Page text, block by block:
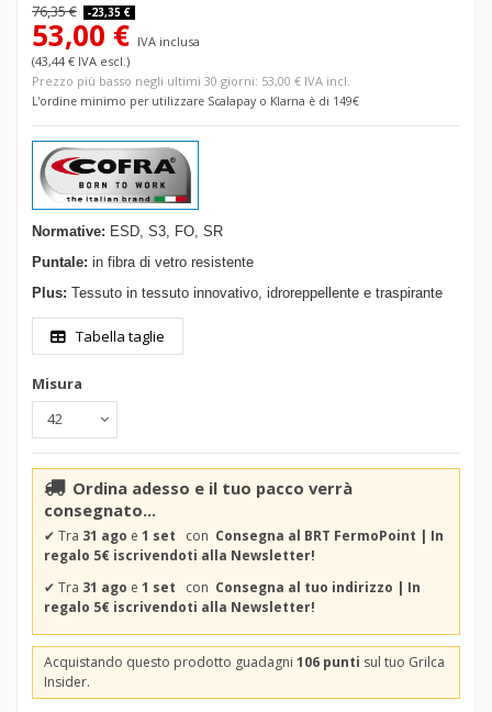
76,35 € -23,35 €
53,00 € IVA inclusa
(43,44 € IVA escl.)
Prezzo più basso negli ultimi 30 giorni: 53,00 € IVA incl.
L'ordine minimo per utilizzare Scalapay o Klarna è di 149€
Normative: ESD, S3, FO, SR
Puntale: in fibra di vetro resistente
Plus: Tessuto in tessuto innovativo, idroreppellente e traspirante
Tabella taglie
Misura
Ordina adesso e il tuo pacco verrà
consegnato...
✔ Tra 31 ago e 1 set con Consegna al BRT FermoPoint | In
regalo 5€ iscrivendoti alla Newsletter!
✔ Tra 31 ago e 1 set con Consegna al tuo indirizzo | In
regalo 5€ iscrivendoti alla Newsletter!
Acquistando questo prodotto guadagni 106 punti sul tuo Grilca
Insider.